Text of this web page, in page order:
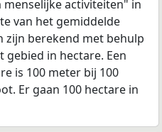
activiteiten" in
van het gemiddelde
zijn berekend met behulp
gebied in hectare. Een
is 100 meter bij 100
Er gaan 100 hectare in